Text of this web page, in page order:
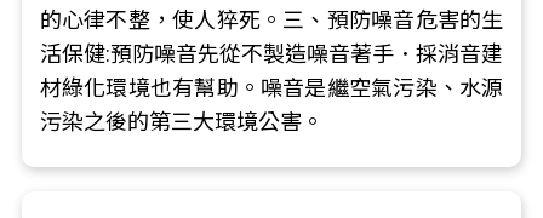
的心律不整，使人猝死。三、預防噪音危害的生
活保健:預防噪音先從不製造噪音著手．採消音建
材綠化環境也有幫助。噪音是繼空氣污染、水源
污染之後的第三大環境公害。